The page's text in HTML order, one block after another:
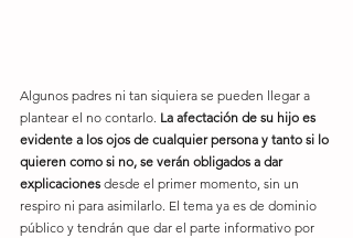
Algunos padres ni tan siquiera se pueden llegar a
plantear el no contarlo. La afectación de su hijo es
evidente a los ojos de cualquier persona y tanto si lo
quieren como si no, se verán obligados a dar
explicaciones desde el primer momento, sin un
respiro ni para asimilarlo. El tema ya es de dominio
público y tendrán que dar el parte informativo por